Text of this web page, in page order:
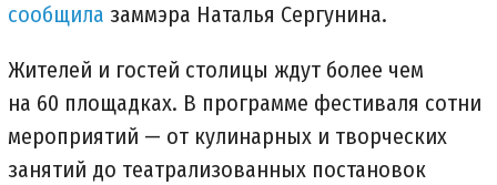
сообщила заммэра Наталья Сергунина.
Жителей и гостей столицы ждут более чем
на 60 площадках. В программе фестиваля сотни
мероприятий — от кулинарных и творческих
занятий до театрализованных постановок